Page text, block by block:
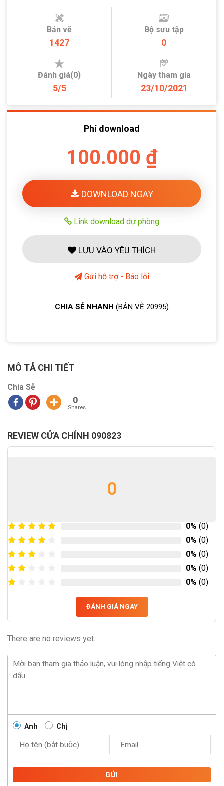
Bản vẽ
1427
Bộ sưu tập
0
Đánh giá(0)
5/5
Ngày tham gia
23/10/2021
Phí download
100.000 ₫
DOWNLOAD NGAY
Link download dự phòng
LƯU VÀO YÊU THÍCH
Gửi hỗ trợ - Báo lỗi
CHIA SẺ NHANH (BẢN VẼ 20995)
MÔ TẢ CHI TIẾT
Chia Sẻ
0
Shares
REVIEW CỬA CHÍNH 090823
0
0% (0)
0% (0)
0% (0)
0% (0)
0% (0)
ĐÁNH GIÁ NGAY
There are no reviews yet.
Anh Chị
GỬI